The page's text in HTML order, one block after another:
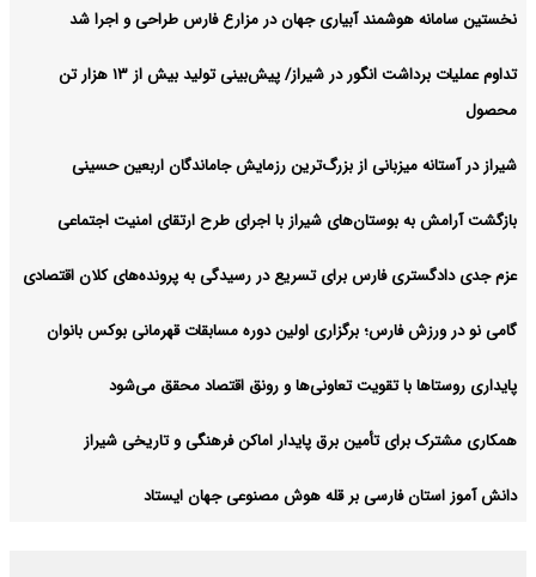
نخستین سامانه هوشمند آبیاری جهان در مزارع فارس طراحی و اجرا شد
تداوم عملیات برداشت انگور در شیراز/ پیش‌بینی تولید بیش از ۱۳ هزار تن
محصول
شیراز در آستانه میزبانی از بزرگ‌ترین رزمایش جاماندگان اربعین حسینی
بازگشت آرامش به بوستان‌های شیراز با اجرای طرح ارتقای امنیت اجتماعی
عزم جدی دادگستری فارس برای تسریع در رسیدگی به پرونده‌های کلان اقتصادی
گامی نو در ورزش فارس؛ برگزاری اولین دوره مسابقات قهرمانی بوکس بانوان
پایداری روستاها با تقویت تعاونی‌ها و رونق اقتصاد محقق می‌شود
همکاری مشترک برای تأمین برق پایدار اماکن فرهنگی و تاریخی شیراز
دانش آموز استان فارسی بر قله هوش مصنوعی جهان ایستاد